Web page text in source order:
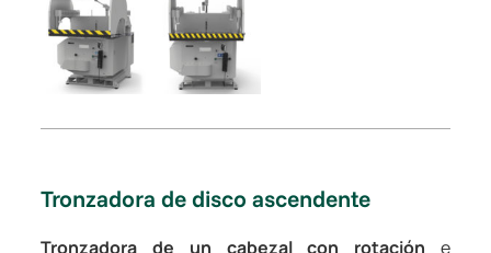
Tronzadora de disco ascendente
Tronzadora de un cabezal con rotación e